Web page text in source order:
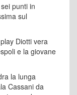
punti in
sul
Diotti vera
e la giovane
la lunga
Cassani da